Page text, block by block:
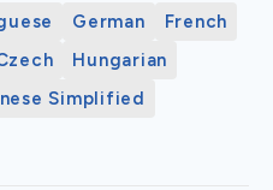
German
French
Hungarian
Simplified